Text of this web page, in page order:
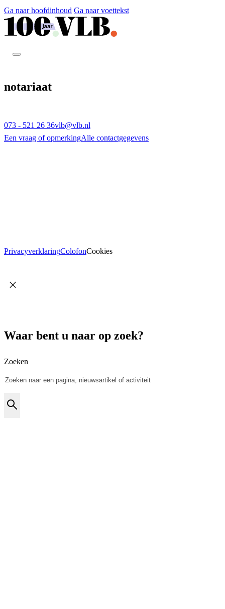
Ga naar hoofdinhoud Ga naar voettekst
notariaat
073 - 521 26 36vlb@vlb.nl
Een vraag of opmerkingAlle contactgegevens
PrivacyverklaringColofonCookies
Waar bent u naar op zoek?
Zoeken